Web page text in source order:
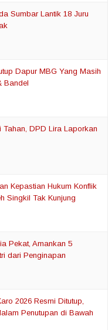
Sumbar Lantik 18 Juru
Dapur MBG Yang Masih
Bandel
Tahan, DPD Lira Laporkan
Kepastian Hukum Konflik
Singkil Tak Kunjung
Pekat, Amankan 5
dari Penginapan
2026 Resmi Ditutup,
Penutupan di Bawah